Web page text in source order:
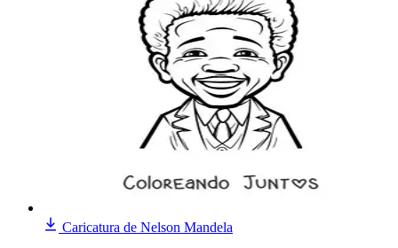
Caricatura de Nelson Mandela